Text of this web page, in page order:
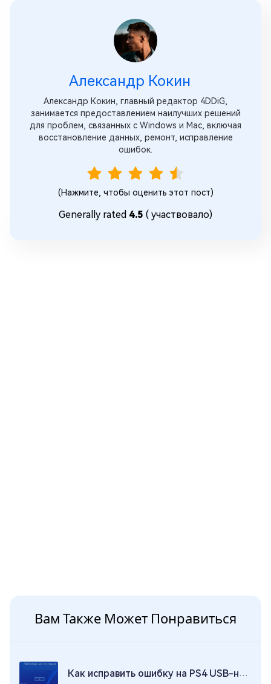
Александр Кокин
Александр Кокин, главный редактор 4DDiG,
занимается предоставлением наилучших решений
для проблем, связанных с Windows и Mac, включая
восстановление данных, ремонт, исправление
ошибок.
(Нажмите, чтобы оценить этот пост)
Generally rated 4.5 ( участвовало)
Вам Также Может Понравиться
Как исправить ошибку на PS4 USB-накопитель не подключен?